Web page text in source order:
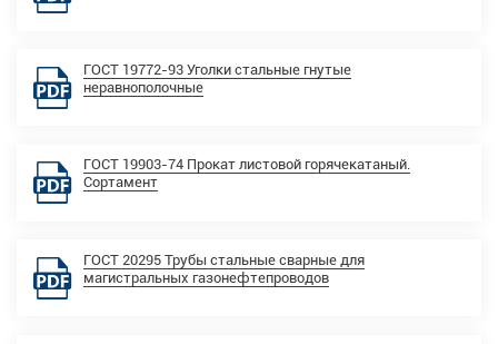
ГОСТ 19772-93 Уголки стальные гнутые
неравнополочные
ГОСТ 19903-74 Прокат листовой горячекатаный.
Сортамент
ГОСТ 20295 Трубы стальные сварные для
магистральных газонефтепроводов